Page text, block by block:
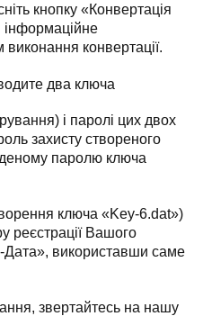
кнопку «Конвертація
інформаційне
конвертації.
два ключа
і паролі цих двох
захисту створеного
паролю ключа
ключа «Key-6.dat»)
реєстрації Вашого
Дата», використавши саме
звертайтесь на нашу